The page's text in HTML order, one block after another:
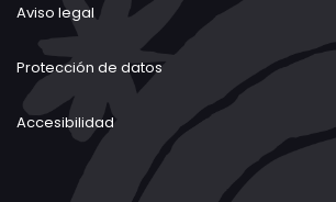
Aviso legal
Protección de datos
Accesibilidad